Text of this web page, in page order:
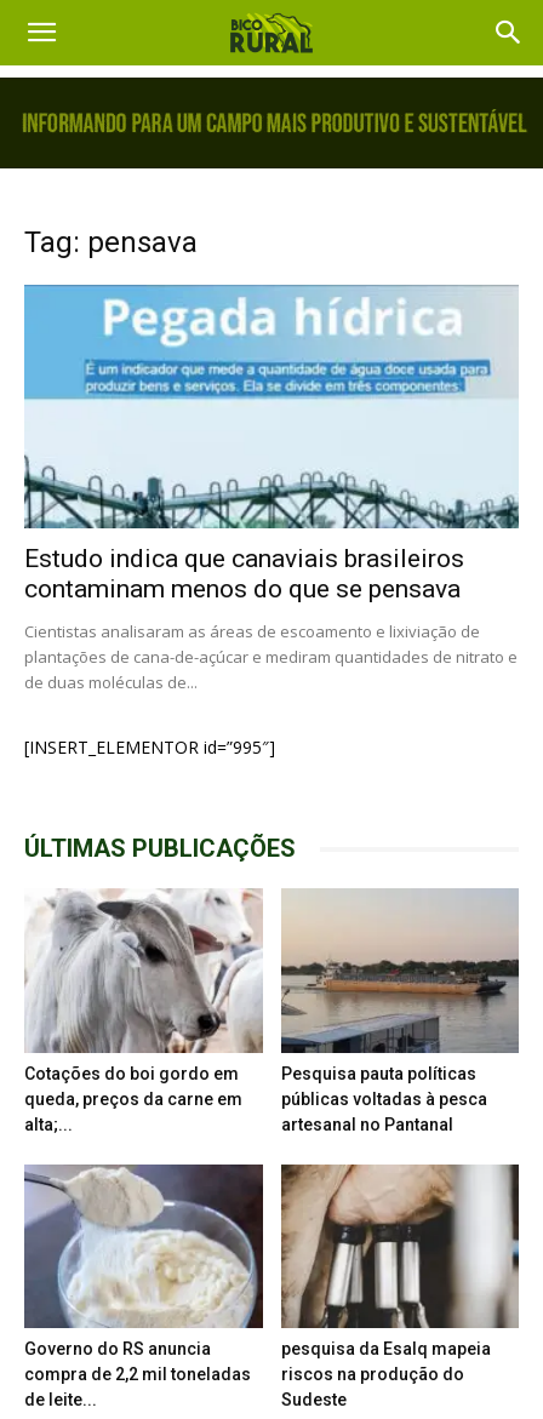
Tag: pensava
Estudo indica que canaviais brasileiros
contaminam menos do que se pensava
Cientistas analisaram as áreas de escoamento e lixiviação de
plantações de cana-de-açúcar e mediram quantidades de nitrato e
de duas moléculas de...
[INSERT_ELEMENTOR id=”995″]
ÚLTIMAS PUBLICAÇÕES
Cotações do boi gordo em
queda, preços da carne em
alta;...
Pesquisa pauta políticas
públicas voltadas à pesca
artesanal no Pantanal
Governo do RS anuncia
compra de 2,2 mil toneladas
de leite...
pesquisa da Esalq mapeia
riscos na produção do
Sudeste